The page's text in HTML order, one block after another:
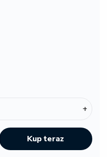
+
Kup teraz